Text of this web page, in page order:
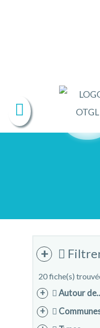
20 fiche(s)
Autour